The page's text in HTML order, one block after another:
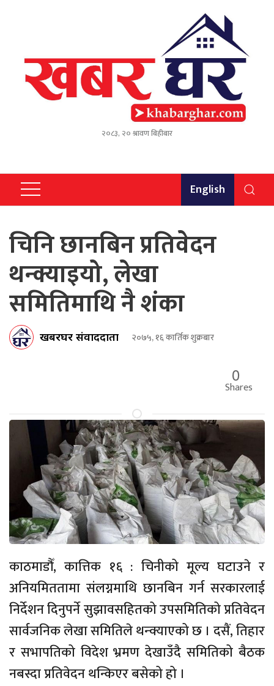
२०८३, २० श्रावण बिहीबार
English
चिनि छानबिन प्रतिवेदन
थन्क्याइयो, लेखा
समितिमाथि नै शंका
खबरघर संवाददाता २०७५, १६ कार्तिक शुक्रबार
0
Shares
काठमाडौँ, कात्तिक १६ : चिनीको मूल्य घटाउने र
अनियमिततामा संलग्नमाथि छानबिन गर्न सरकारलाई
निर्देशन दिनुपर्ने सुझावसहितको उपसमितिको प्रतिवेदन
सार्वजनिक लेखा समितिले थन्क्याएको छ । दसैं, तिहार
र सभापतिको विदेश भ्रमण देखाउँदै समितिको बैठक
नबस्दा प्रतिवेदन थन्किएर बसेको हो ।